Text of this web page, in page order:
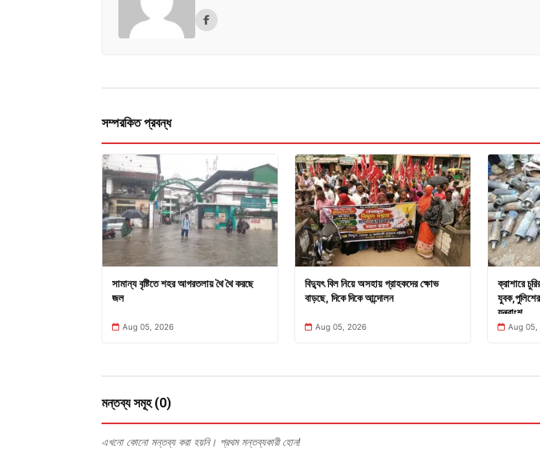
সম্পরকিত প্রবন্ধ
সামান্য বৃষ্টিতে শহর আগরতলায় থৈ থৈ করছে
জল
Aug 05, 2026
বিদ্যুৎ বিল নিয়ে অসহায় গ্রাহকদের ক্ষোভ
বাড়ছে, দিকে দিকে আন্দোলন
Aug 05, 2026
ক্রাশারে
যুবক,পুলিশের
যন্ত্রাংশ
Aug 05,
মন্তব্য সমূহ (0)
এখনো কোনো মন্তব্য করা হয়নি। প্রথম মন্তব্যকারী হোন!